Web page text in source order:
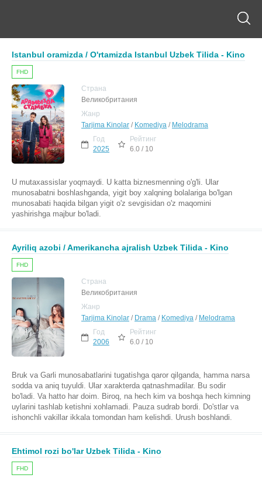
Istanbul oramizda / O'rtamizda Istanbul Uzbek Tilida - Kino
FHD
Страна
Великобритания
Жанр
Tarjima Kinolar / Komediya / Melodrama
Год
2025
Рейтинг
6.0 / 10
U mutaxassislar yoqmaydi. U katta biznesmenning o'g'li. Ular
munosabatni boshlashganda, yigit boy xalqning bolalariga bo'lgan
munosabati haqida bilgan yigit o'z sevgisidan o'z maqomini
yashirishga majbur bo'ladi.
Ayriliq azobi / Amerikancha ajralish Uzbek Tilida - Kino
FHD
Страна
Великобритания
Жанр
Tarjima Kinolar / Drama / Komediya / Melodrama
Год
2006
Рейтинг
6.0 / 10
Bruk va Garli munosabatlarini tugatishga qaror qilganda, hamma narsa
sodda va aniq tuyuldi. Ular xarakterda qatnashmadilar. Bu sodir
bo'ladi. Va hatto har doim. Biroq, na hech kim va boshqa hech kimning
uylarini tashlab ketishni xohlamadi. Pauza sudrab bordi. Do'stlar va
ishonchli vakillar ikkala tomondan ham kelishdi. Urush boshlandi.
Ehtimol rozi bo'lar Uzbek Tilida - Kino
FHD